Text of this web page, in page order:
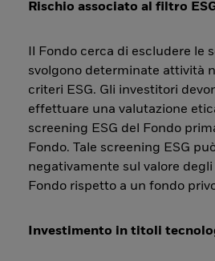
Rischio associato al filtro
Il Fondo cerca di escludere le
svolgono determinate attività
criteri ESG. Gli investitori
effettuare una valutazione
screening ESG del Fondo
Fondo. Tale screening ESG
negativamente sul valore
Fondo rispetto a un fondo
Investimento in titoli